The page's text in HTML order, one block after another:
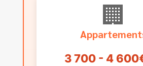
🏢
3 700 - 4